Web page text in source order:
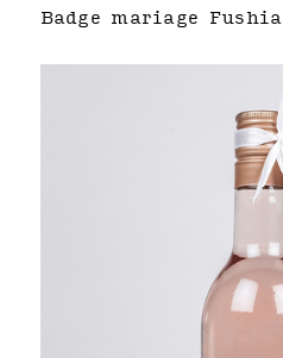
Badge mariage Fushia